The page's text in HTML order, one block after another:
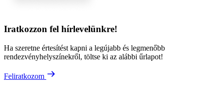
Iratkozzon fel hírlevelünkre!
Ha szeretne értesítést kapni a legújabb és legmenőbb
rendezvényhelyszínekről, töltse ki az alábbi űrlapot!
Feliratkozom